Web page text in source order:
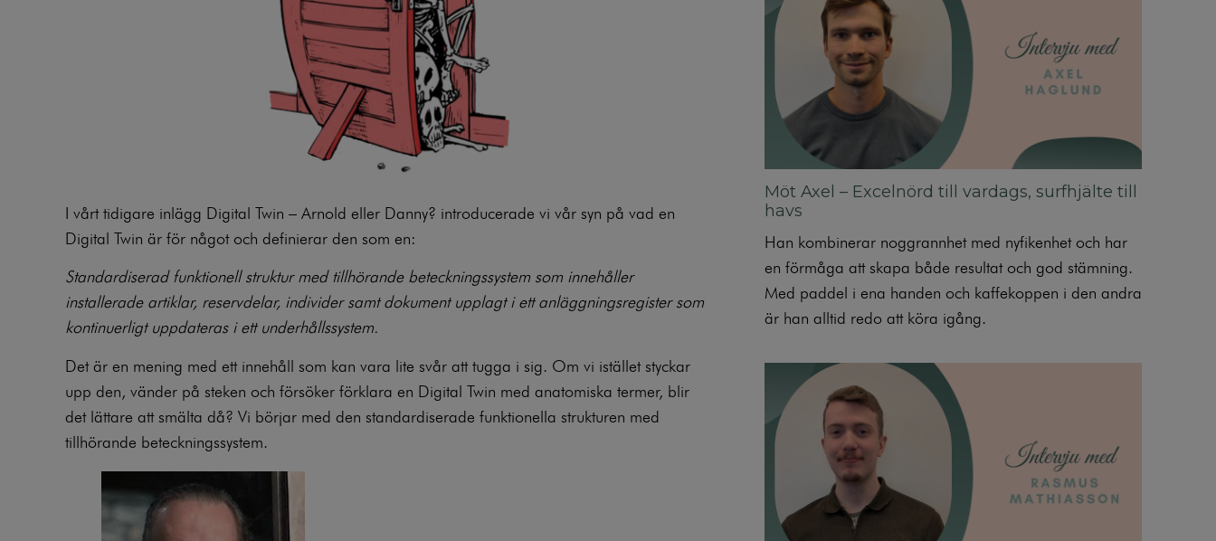
I vårt tidigare inlägg Digital Twin – Arnold eller Danny? introducerade vi vår syn på vad en
Digital Twin är för något och definierar den som en:
Standardiserad funktionell struktur med tillhörande beteckningssystem som innehåller
installerade artiklar, reservdelar, individer samt dokument upplagt i ett anläggningsregister som
kontinuerligt uppdateras i ett underhållssystem.
Det är en mening med ett innehåll som kan vara lite svår att tugga i sig. Om vi istället styckar
upp den, vänder på steken och försöker förklara en Digital Twin med anatomiska termer, blir
det lättare att smälta då? Vi börjar med den standardiserade funktionella strukturen med
tillhörande beteckningssystem.
Möt Axel – Excelnörd till vardags, surfhjälte till
havs
Han kombinerar noggrannhet med nyfikenhet och har
en förmåga att skapa både resultat och god stämning.
Med paddel i ena handen och kaffekoppen i den andra
är han alltid redo att köra igång.